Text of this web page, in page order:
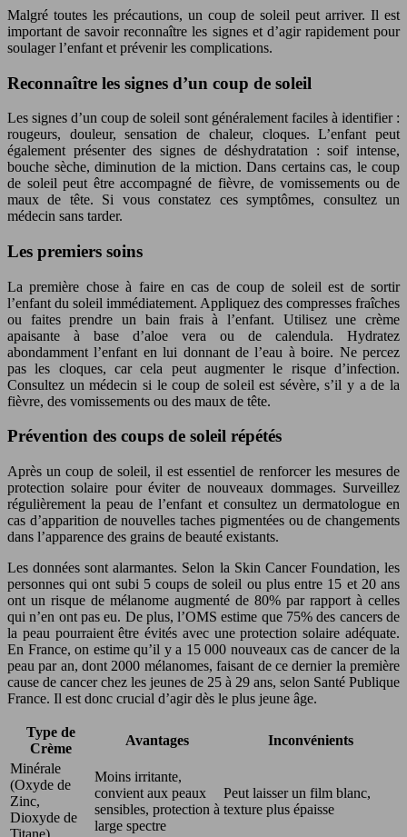
Malgré toutes les précautions, un coup de soleil peut arriver. Il est
important de savoir reconnaître les signes et d’agir rapidement pour
soulager l’enfant et prévenir les complications.
Reconnaître les signes d’un coup de soleil
Les signes d’un coup de soleil sont généralement faciles à identifier :
rougeurs, douleur, sensation de chaleur, cloques. L’enfant peut
également présenter des signes de déshydratation : soif intense,
bouche sèche, diminution de la miction. Dans certains cas, le coup
de soleil peut être accompagné de fièvre, de vomissements ou de
maux de tête. Si vous constatez ces symptômes, consultez un
médecin sans tarder.
Les premiers soins
La première chose à faire en cas de coup de soleil est de sortir
l’enfant du soleil immédiatement. Appliquez des compresses fraîches
ou faites prendre un bain frais à l’enfant. Utilisez une crème
apaisante à base d’aloe vera ou de calendula. Hydratez
abondamment l’enfant en lui donnant de l’eau à boire. Ne percez
pas les cloques, car cela peut augmenter le risque d’infection.
Consultez un médecin si le coup de soleil est sévère, s’il y a de la
fièvre, des vomissements ou des maux de tête.
Prévention des coups de soleil répétés
Après un coup de soleil, il est essentiel de renforcer les mesures de
protection solaire pour éviter de nouveaux dommages. Surveillez
régulièrement la peau de l’enfant et consultez un dermatologue en
cas d’apparition de nouvelles taches pigmentées ou de changements
dans l’apparence des grains de beauté existants.
Les données sont alarmantes. Selon la Skin Cancer Foundation, les
personnes qui ont subi 5 coups de soleil ou plus entre 15 et 20 ans
ont un risque de mélanome augmenté de 80% par rapport à celles
qui n’en ont pas eu. De plus, l’OMS estime que 75% des cancers de
la peau pourraient être évités avec une protection solaire adéquate.
En France, on estime qu’il y a 15 000 nouveaux cas de cancer de la
peau par an, dont 2000 mélanomes, faisant de ce dernier la première
cause de cancer chez les jeunes de 25 à 29 ans, selon Santé Publique
France. Il est donc crucial d’agir dès le plus jeune âge.
Type de
Crème
Avantages
Inconvénients
Minérale
(Oxyde de
Zinc,
Dioxyde de
Moins irritante,
convient aux peaux
sensibles, protection à
large spectre
Peut laisser un film blanc,
texture plus épaisse